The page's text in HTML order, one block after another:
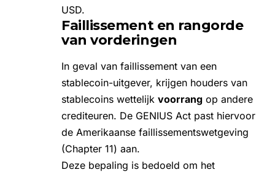
USD.
Faillissement en rangorde
van vorderingen
In geval van faillissement van een
stablecoin-uitgever, krijgen houders van
stablecoins wettelijk voorrang op andere
crediteuren. De GENIUS Act past hiervoor
de Amerikaanse faillissementswetgeving
(Chapter 11) aan.
Deze bepaling is bedoeld om het